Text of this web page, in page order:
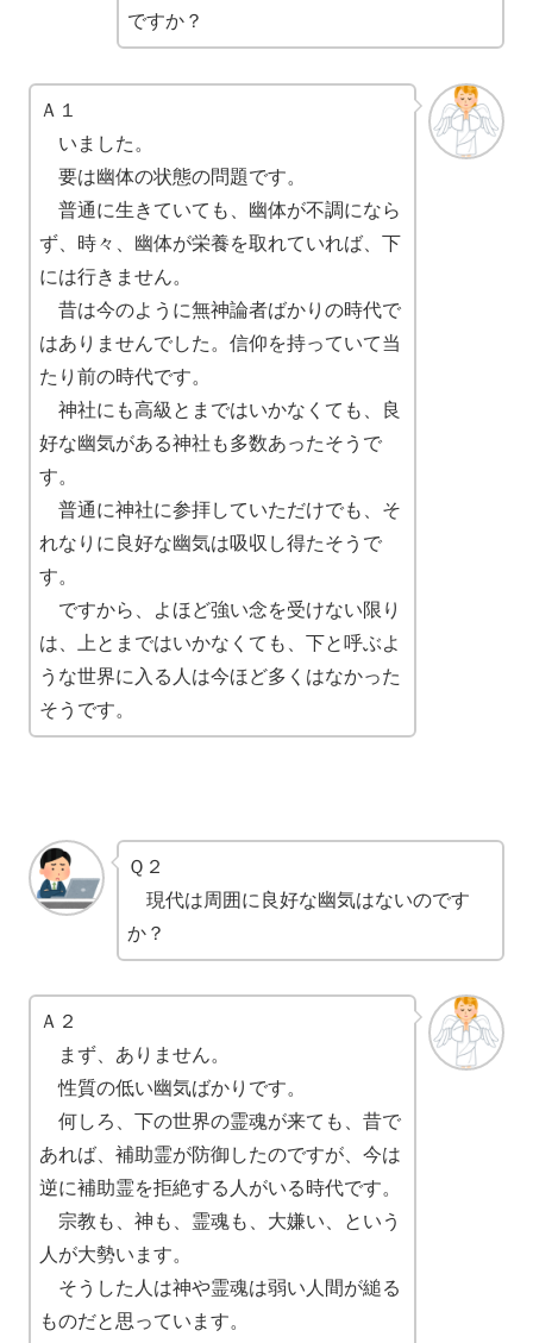
ですか？
Ａ１
いました。
要は幽体の状態の問題です。
普通に生きていても、幽体が不調になら
ず、時々、幽体が栄養を取れていれば、下
には行きません。
昔は今のように無神論者ばかりの時代で
はありませんでした。信仰を持っていて当
たり前の時代です。
神社にも高級とまではいかなくても、良
好な幽気がある神社も多数あったそうで
す。
普通に神社に参拝していただけでも、そ
れなりに良好な幽気は吸収し得たそうで
す。
ですから、よほど強い念を受けない限り
は、上とまではいかなくても、下と呼ぶよ
うな世界に入る人は今ほど多くはなかった
そうです。
Ｑ２
現代は周囲に良好な幽気はないのです
か？
Ａ２
まず、ありません。
性質の低い幽気ばかりです。
何しろ、下の世界の霊魂が来ても、昔で
あれば、補助霊が防御したのですが、今は
逆に補助霊を拒絶する人がいる時代です。
宗教も、神も、霊魂も、大嫌い、という
人が大勢います。
そうした人は神や霊魂は弱い人間が縋る
ものだと思っています。